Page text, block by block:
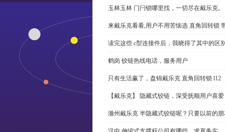
玉林玉林 门闩锁哪里找，一切尽在戴乐克。
来戴乐克看看,用户不用苦恼选 直角回转锁
读完这些 c型连接件后，我晓得了其中的区
鹤岗 铰链热线电话，服务用户
只有生活赢了，盘锦戴乐克 直角回转锁 l12
【戴乐克】 隐藏式铰链，深受抚顺用户喜
滁州戴乐克 半隐藏式铰链呢？只要以前的